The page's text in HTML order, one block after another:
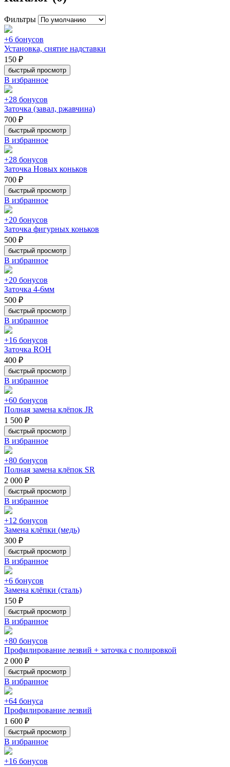
Фильтры
+6 бонусов
Установка, снятие надставки
150 ₽
быстрый просмотр
В избранное
+28 бонусов
Заточка (завал, ржавчина)
700 ₽
быстрый просмотр
В избранное
+28 бонусов
Заточка Новых коньков
700 ₽
быстрый просмотр
В избранное
+20 бонусов
Заточка фигурных коньков
500 ₽
быстрый просмотр
В избранное
+20 бонусов
Заточка 4-6мм
500 ₽
быстрый просмотр
В избранное
+16 бонусов
Заточка ROH
400 ₽
быстрый просмотр
В избранное
+60 бонусов
Полная замена клёпок JR
1 500 ₽
быстрый просмотр
В избранное
+80 бонусов
Полная замена клёпок SR
2 000 ₽
быстрый просмотр
В избранное
+12 бонусов
Замена клёпки (медь)
300 ₽
быстрый просмотр
В избранное
+6 бонусов
Замена клёпки (сталь)
150 ₽
быстрый просмотр
В избранное
+80 бонусов
Профилирование лезвий + заточка с полировкой
2 000 ₽
быстрый просмотр
В избранное
+64 бонуса
Профилирование лезвий
1 600 ₽
быстрый просмотр
В избранное
+16 бонусов